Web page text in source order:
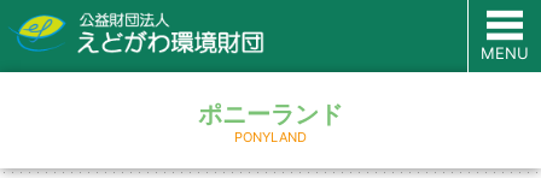
MENU
ポニーランド
PONYLAND